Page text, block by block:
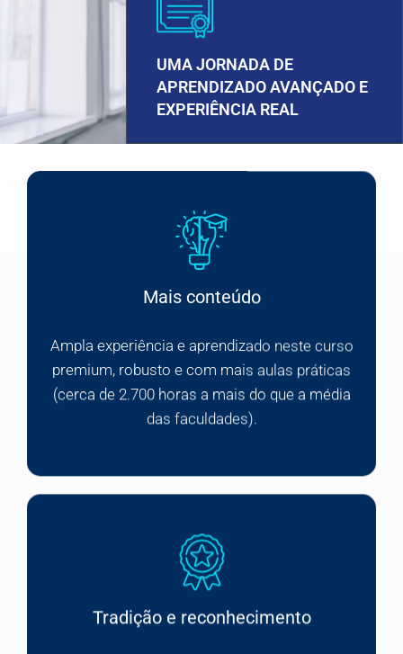
UMA JORNADA DE
APRENDIZADO AVANÇADO E
EXPERIÊNCIA REAL
Mais conteúdo
Ampla experiência e aprendizado neste curso
premium, robusto e com mais aulas práticas
(cerca de 2.700 horas a mais do que a média
das faculdades).
Tradição e reconhecimento